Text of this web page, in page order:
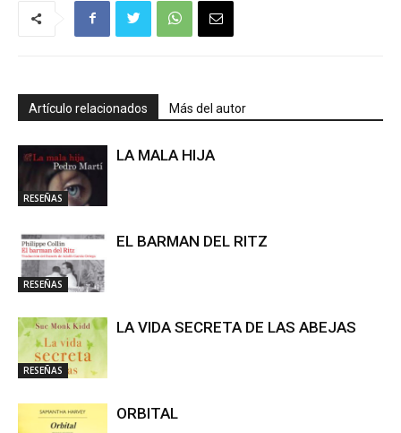
Artículo relacionados Más del autor
RESEÑAS
LA MALA HIJA
RESEÑAS
EL BARMAN DEL RITZ
RESEÑAS
LA VIDA SECRETA DE LAS ABEJAS
ORBITAL